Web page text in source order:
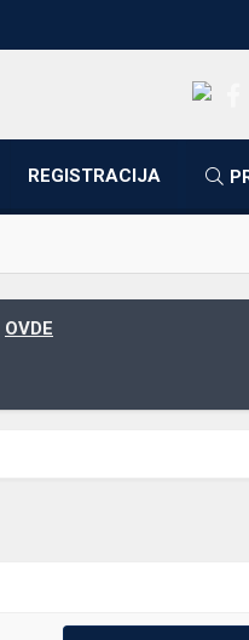
REGISTRACIJA
OVDE